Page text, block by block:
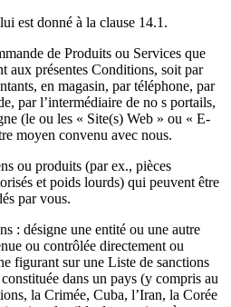
est donné à la clause 14.1.
de Produits ou Services que
aux présentes Conditions, soit par
en magasin, par téléphone, par
par l’intermédiaire de no s portails,
(le ou les « Site(s) Web » ou « E-
moyen convenu avec nous.
ou produits (par ex., pièces
et poids lourds) qui peuvent être
par vous.
: désigne une entité ou une autre
ou contrôlée directement ou
figurant sur une Liste de sanctions
dans un pays (y compris au
la Crimée, Cuba, l’Iran, la Corée